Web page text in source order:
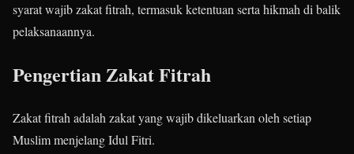
syarat wajib zakat fitrah, termasuk ketentuan serta hikmah di balik
pelaksanaannya.
Pengertian Zakat Fitrah
Zakat fitrah adalah zakat yang wajib dikeluarkan oleh setiap
Muslim menjelang Idul Fitri.